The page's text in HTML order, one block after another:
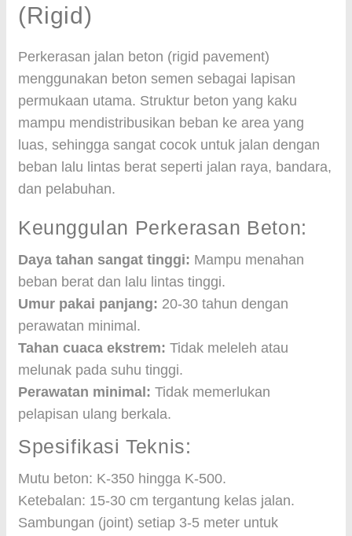
(Rigid)
Perkerasan jalan beton (rigid pavement)
menggunakan beton semen sebagai lapisan
permukaan utama. Struktur beton yang kaku
mampu mendistribusikan beban ke area yang
luas, sehingga sangat cocok untuk jalan dengan
beban lalu lintas berat seperti jalan raya, bandara,
dan pelabuhan.
Keunggulan Perkerasan Beton:
Daya tahan sangat tinggi: Mampu menahan
beban berat dan lalu lintas tinggi.
Umur pakai panjang: 20-30 tahun dengan
perawatan minimal.
Tahan cuaca ekstrem: Tidak meleleh atau
melunak pada suhu tinggi.
Perawatan minimal: Tidak memerlukan
pelapisan ulang berkala.
Spesifikasi Teknis:
Mutu beton: K-350 hingga K-500.
Ketebalan: 15-30 cm tergantung kelas jalan.
Sambungan (joint) setiap 3-5 meter untuk